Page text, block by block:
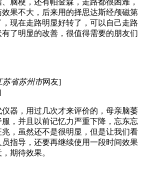
果不大，后来用的择思达斯经颅磁第
现在走路明显好转了，可以自己走路
了明显的改善，很值得需要的朋友们
苏省苏州市网友]
器，用过几次才来评价的，母亲脑萎
，并且以前记忆力严重下降，忘东忘
，虽然还不是很明显，但是让我们看
指导，还要再继续使用一段时间效果
期待效果。